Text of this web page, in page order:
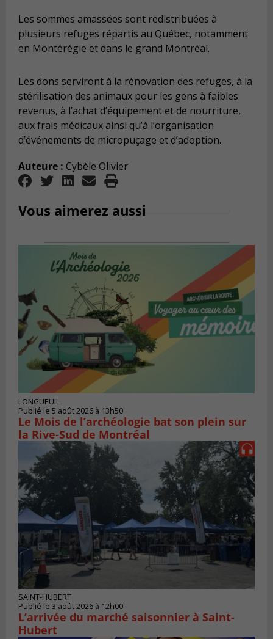
Les sommes amassées sont redistribuées à
plusieurs refuges répartis au Québec, notamment
en Montérégie et dans le grand Montréal.
Les dons serviront à la rénovation des refuges, à la
stérilisation des animaux pour les gens à faibles
revenus, à l’achat d’équipement et de nourriture,
aux frais médicaux ainsi qu’à l’organisation
d’événements de micropuçage et d’adoption.
Auteure : Cybèle Olivier
Vous aimerez aussi
LONGUEUIL
Publié le 5 août 2026 à 13h50
Le Mois de l’archéologie bat son plein sur
la Rive-Sud de Montréal
SAINT-HUBERT
Publié le 3 août 2026 à 12h00
L’arrivée du marché saisonnier à Saint-
Hubert